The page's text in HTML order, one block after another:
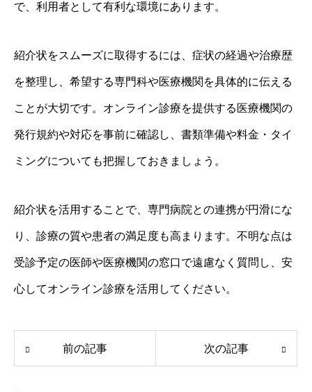
で、利用者として有利な環境にあります。
紹介状をスムーズに取得するには、症状の経過や治療歴
を整理し、希望する専門科や医療機関を具体的に伝える
ことが大切です。オンライン診療を提供する医療機関の
発行規約や対応を事前に確認し、書類準備や料金・タイ
ミングについても把握しておきましょう。
紹介状を活用することで、専門病院との連携が円滑にな
り、診療の質や患者の満足度も高まります。不明な点は
受診予定の医師や医療機関の窓口で遠慮なく質問し、安
心してオンライン診療を活用してください。
前の記事 次の記事